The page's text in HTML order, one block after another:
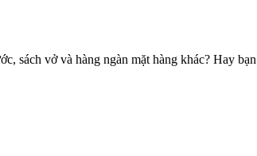
sách vở và hàng ngàn mặt hàng khác? Hay